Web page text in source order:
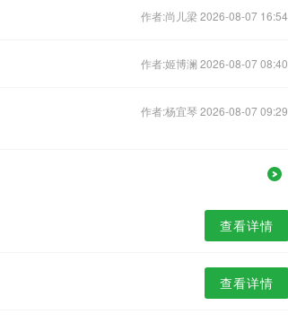
作者:尚儿梁 2026-08-07 16:54
作者:姬博澜 2026-08-07 08:40
作者:杨宜琴 2026-08-07 09:29
查看详情
查看详情